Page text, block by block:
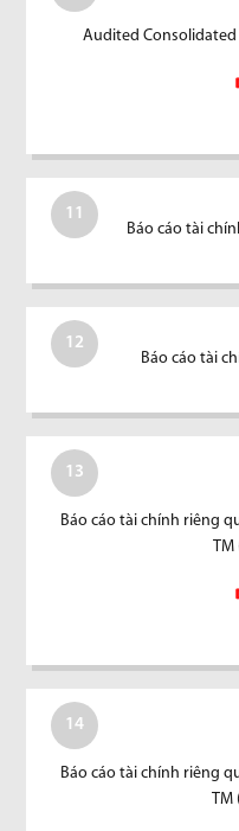
Audited
11
Báo cáo tài
12
Báo cáo tài
13
Báo cáo tài chính riêng
TM
14
Báo cáo tài chính riêng
TM